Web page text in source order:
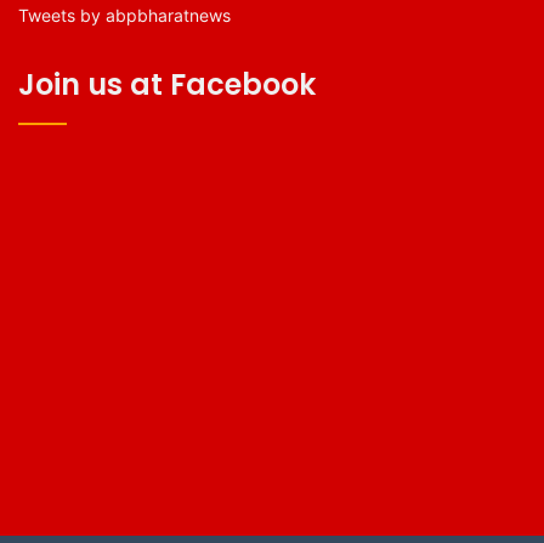
Tweets by abpbharatnews
Join us at Facebook